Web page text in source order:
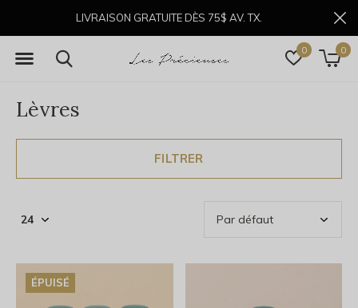
0 0
LIVRAISON GRATUITE DÈS 75$ AV. TX.
Lèvres
FILTRER
ÉPUISÉ